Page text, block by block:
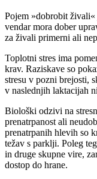
Pojem »dobrobit živali«
vendar mora dober
za živali primerni ali
Toplotni stres ima
krav. Raziskave so
stresu v pozni brejosti,
v naslednjih laktacijah
Biološki odzivi na
prenatrpanost ali
prenatrpanih hlevih so
težav s parklji. Poleg
in druge skupne vire,
dostop do hrane.